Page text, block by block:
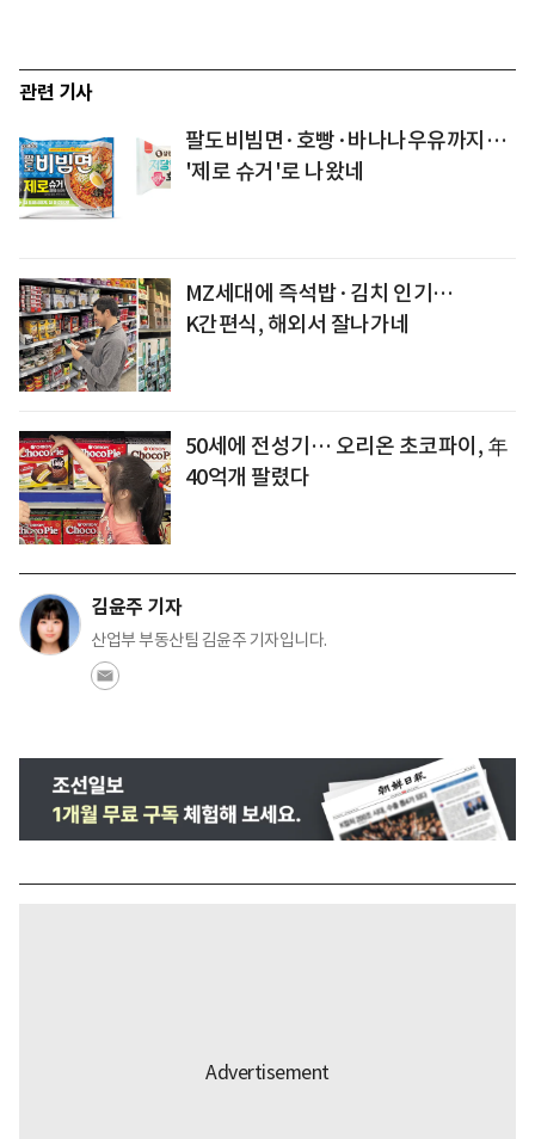
관련 기사
팔도비빔면·호빵·바나나우유까지…
'제로 슈거'로 나왔네
MZ세대에 즉석밥·김치 인기…
K간편식, 해외서 잘나가네
50세에 전성기… 오리온 초코파이, 年
40억개 팔렸다
김윤주 기자
산업부 부동산팀 김윤주 기자입니다.